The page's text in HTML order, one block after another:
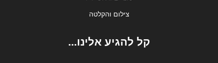
צילום והקלטה
קל להגיע אלינו...